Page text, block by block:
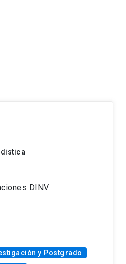
DINV
y Postgrado